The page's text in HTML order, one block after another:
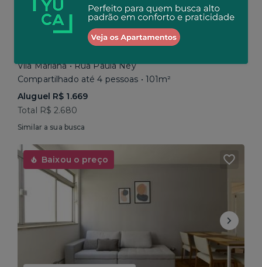
Vila Mariana • Rua Paula Ney
Compartilhado até 4 pessoas • 101m²
Aluguel R$ 1.669
Total R$ 2.680
Similar a sua busca
Baixou o preço